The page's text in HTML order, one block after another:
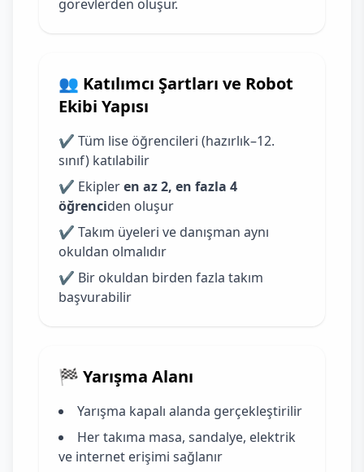
görevlerden oluşur.
👥 Katılımcı Şartları ve Robot
Ekibi Yapısı
✔ Tüm lise öğrencileri (hazırlık–12.
sınıf) katılabilir
✔ Ekipleren az 2, en fazla 4
öğrenciden oluşur
✔ Takım üyeleri ve danışman aynı
okuldan olmalıdır
✔ Bir okuldan birden fazla takım
başvurabilir
🏁 Yarışma Alanı
Yarışma kapalı alanda gerçekleştirilir
Her takıma masa, sandalye, elektrik
ve internet erişimi sağlanır